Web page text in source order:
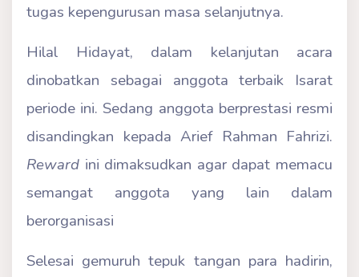
tugas kepengurusan masa selanjutnya.
Hilal Hidayat, dalam kelanjutan acara
dinobatkan sebagai anggota terbaik Isarat
periode ini. Sedang anggota berprestasi resmi
disandingkan kepada Arief Rahman Fahrizi.
Reward ini dimaksudkan agar dapat memacu
semangat anggota yang lain dalam
berorganisasi
Selesai gemuruh tepuk tangan para hadirin,